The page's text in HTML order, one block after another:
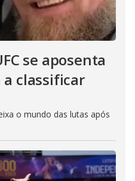
se aposenta
classificar
o mundo das lutas após